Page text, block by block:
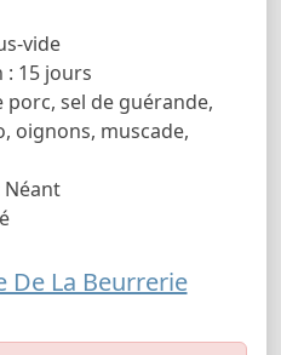
vide
: 15 jours
sel de guérande,
oignons, muscade,
Néant
De La Beurrerie